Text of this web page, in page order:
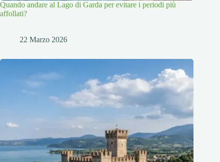
Quando andare al Lago di Garda per evitare i periodi più
affollati?
22 Marzo 2026